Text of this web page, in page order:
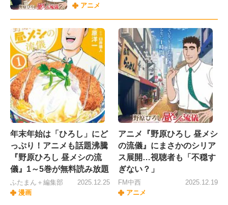
アニメ
年末年始は「ひろし」にど
っぷり！アニメも話題沸騰
『野原ひろし 昼メシの流
儀』1～5巻が無料読み放題
ふたまん＋編集部
漫画
2025.12.25
アニメ『野原ひろし 昼メシ
の流儀』にまさかのシリア
ス展開…視聴者も「不穏す
ぎない？」
FM中西
アニメ
2025.12.19